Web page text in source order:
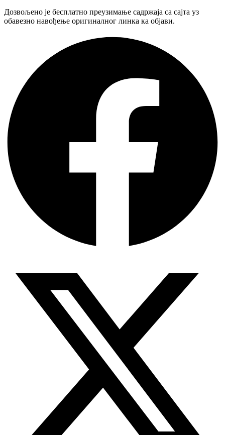
Дозвољено је бесплатно преузимање садржаја са сајта уз
обавезно навођење оригиналног линка ка објави.